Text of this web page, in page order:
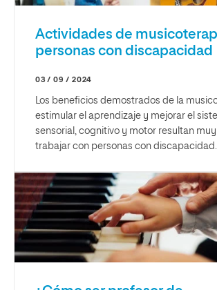
Actividades de
personas con discapacidad
03 / 09 / 2024
Los beneficios demostrados de la
estimular el aprendizaje y mejorar el
sensorial, cognitivo y motor resultan
trabajar con personas con discapacidad.